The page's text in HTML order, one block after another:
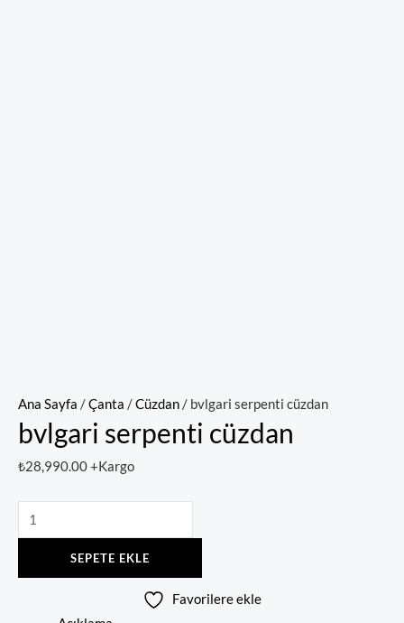
Ana Sayfa /Çanta /Cüzdan/ bvlgari serpenti cüzdan
bvlgari serpenti cüzdan
₺28,990.00+Kargo
SEPETE EKLE
Favorilere ekle